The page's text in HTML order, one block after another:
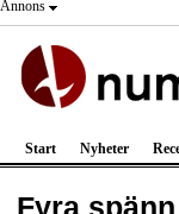
Annons
Start Nyheter
Fyra